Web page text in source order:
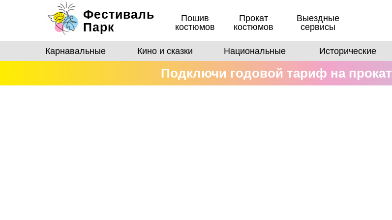
Фестиваль
Парк
Пошив
костюмов
Выездные
сервисы
Прокат
костюмов
Исторические
Национальные
Кино и сказки
Карнавальные
Подключи годовой тариф на прокат